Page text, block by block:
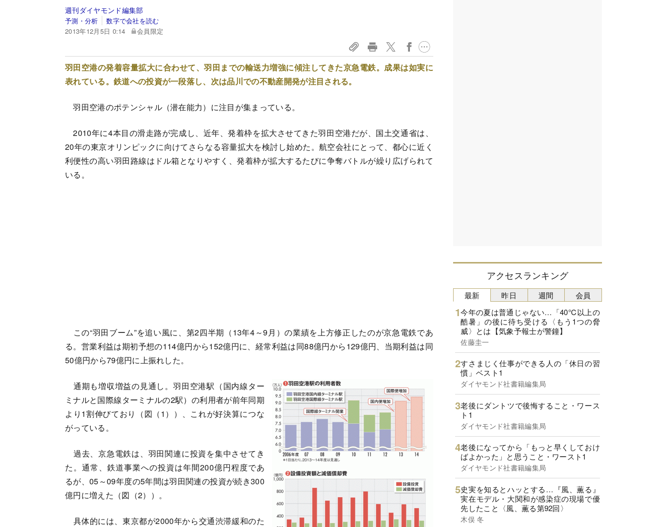
週刊ダイヤモンド編集部
予測・分析
数字で会社を読む
2013年12月5日 0:14
会員限定
羽田空港の発着容量拡大に合わせて、羽田までの輸送力増強に傾注してきた京急電鉄。成果は如実に
表れている。鉄道への投資が一段落し、次は品川での不動産開発が注目される。
羽田空港のポテンシャル（潜在能力）に注目が集まっている。
2010年に4本目の滑走路が完成し、近年、発着枠を拡大させてきた羽田空港だが、国土交通省は、
20年の東京オリンピックに向けてさらなる容量拡大を検討し始めた。航空会社にとって、都心に近く
利便性の高い羽田路線はドル箱となりやすく、発着枠が拡大するたびに争奪バトルが繰り広げられて
いる。
この“羽田ブーム”を追い風に、第2四半期（13年4～9月）の業績を上方修正したのが京急電鉄であ
る。営業利益は期初予想の114億円から152億円に、経常利益は同88億円から129億円、当期利益は同
50億円から79億円に上振れした。
通期も増収増益の見通し。羽田空港駅（国内線ター
ミナルと国際線ターミナルの2駅）の利用者が前年同期
より1割伸びており（図（1））、これが好決算につな
がっている。
過去、京急電鉄は、羽田関連に投資を集中させてき
た。通常、鉄道事業への投資は年間200億円程度であ
るが、05～09年度の5年間は羽田関連の投資が続き300
億円に増えた（図（2））。
具体的には、東京都が2000年から交通渋滞緩和のた
アクセスランキング
最新
今年の夏は普通じゃない…「40℃以上の
酷暑」の後に待ち受ける〈もう1つの脅
威〉とは【気象予報士が警鐘】
佐藤圭一
すさまじく仕事ができる人の「休日の習
慣」ベスト1
ダイヤモンド社書籍編集局
老後にダントツで後悔すること・ワース
ト1
ダイヤモンド社書籍編集局
老後になってから「もっと早くしておけ
ばよかった」と思うこと・ワースト1
ダイヤモンド社書籍編集局
史実を知るとハッとする…『風、薫る』
実在モデル・大関和が感染症の現場で優
先したこと〈風、薫る第92回〉
木俣 冬
昨日 週間 会員